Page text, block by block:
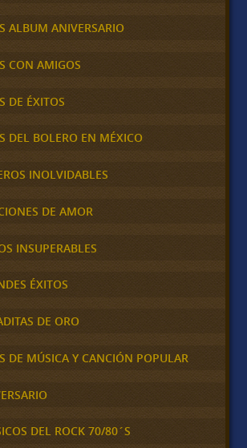
ALBUM ANIVERSARIO
CON AMIGOS
DE ÉXITOS
DEL BOLERO EN MÉXICO
INOLVIDABLES
DE AMOR
INSUPERABLES
ÉXITOS
DE ORO
DE MÚSICA Y CANCIÓN POPULAR
DEL ROCK 70/80´S